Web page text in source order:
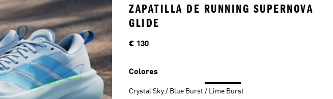
ZAPATILLA DE RUNNING SUPERNOVA
GLIDE
Precio
€ 130
Colores
Crystal Sky / Blue Burst / Lime Burst